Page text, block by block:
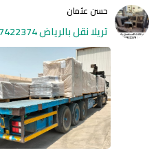
حسن عثمان
تريلا نقل بالرياض 0537422374 تريلا نقل خارج الرياض